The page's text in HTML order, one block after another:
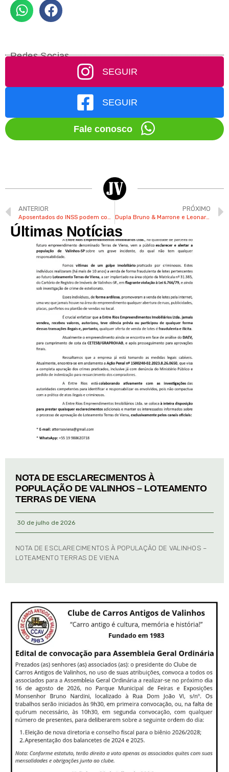
Redes Socias
SEGUIR
SEGUIR
Fale conosco
ANTERIOR
Aposentados do INSS podem comprar passagens aéreas por R$ 200 com “Voa Brasil”
PRÓXIMO
Dupla Bruno & Marrone e Leonardo anunciam show “Cabaré” em Valinhos
Últimas Notícias
NOTA DE ESCLARECIMENTOS À
POPULAÇÃO DE VALINHOS – LOTEAMENTO
TERRAS DE VIENA
30 de julho de 2026
NOTA DE ESCLARECIMENTOS À POPULAÇÃO DE VALINHOS –
LOTEAMENTO TERRAS DE VIENA